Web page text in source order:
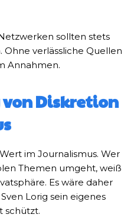
sollten stets
verlässliche Quellen
Annahmen.
Diskretion
im Journalismus. Wer
Themen umgeht, weiß
Es wäre daher
Lorig sein eigenes
schützt.